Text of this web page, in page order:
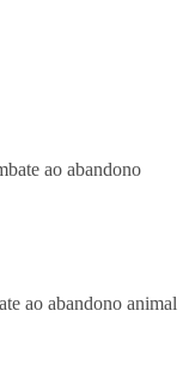
ao abandono animal